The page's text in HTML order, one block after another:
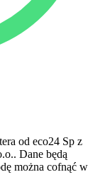
od eco24 Sp z
Dane będą
można cofnąć w